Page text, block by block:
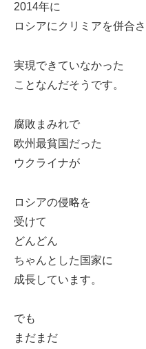
2014年に
ロシアにクリミアを併合
実現できていなかった
ことなんだそうです。
腐敗まみれで
欧州最貧国だった
ウクライナが
ロシアの侵略を
受けて
どんどん
ちゃんとした国家に
成長しています。
でも
まだまだ